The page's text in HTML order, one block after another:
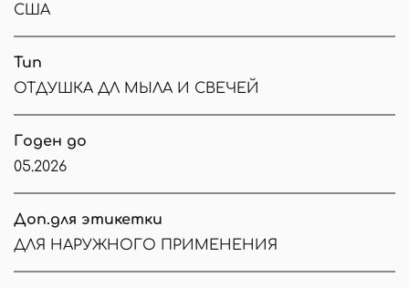
США
Тип
ОТДУШКА ДЛ МЫЛА И СВЕЧЕЙ
Годен до
05.2026
Доп.для этикетки
ДЛЯ НАРУЖНОГО ПРИМЕНЕНИЯ